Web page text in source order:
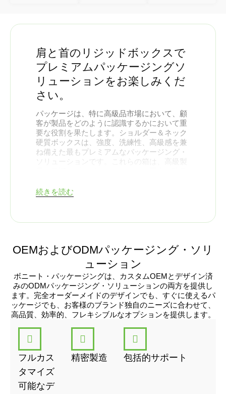
肩と首のリジッドボックスで
プレミアムパッケージングソ
リューションをお楽しみくだ
さい。
パッケージは、特に高級品市場において、顧
客が製品をどのように認識するかにおいて重
要な役割を果たします。ショルダー＆ネック
硬質ボックスは、強度、洗練性、高級感を兼
ね備えた最もプレミアムなパッケージング・
ソリューションです。これらの箱は、高級製
す。ボニート・パッケージングでは、ブラン
ドに市場での競争力を与える特注のショルダ
ックスを理解する
肩と首のリジッドボックスは3つのパーツで
構成されている：
ベース（ボトムボックスこれは製品を
しっかりと保持する主要な容器である。
フォーム）-。
この盛り上がった台はベ
ースと蓋の間にあり、構造的な完全性と
エレガントなレイヤー効果をもたらしま
す。
ザ・リッド（トップ・カバー） - The
続きを読む
OEMおよびODMパッケージング・ソリ
ューション
ボニート・パッケージングは、カスタムOEMとデザイン済
みのODMパッケージング・ソリューションの両方を提供し
ます。完全オーダーメイドのデザインでも、すぐに使えるパ
ッケージでも、お客様のブランド独自のニーズに合わせて、
高品質、効率的、フレキシブルなオプションを提供します。
フルカス
タマイズ
可能なデ
精密製造 包括的サポート